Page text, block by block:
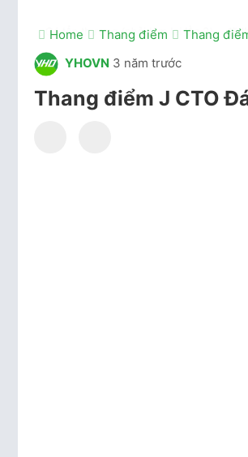
Home Thang điểm
Thang
YHOVN 3 năm trước
Thang điểm J CTO